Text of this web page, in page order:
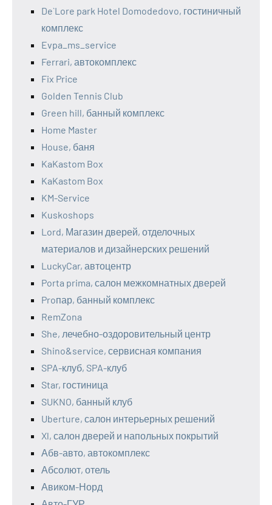
De`Lore park Hotel Domodedovo, гостиничный
комплекс
Evpa_ms_service
Ferrari, автокомплекс
Fix Price
Golden Tennis Club
Green hill, банный комплекс
Home Master
House, баня
KaKastom Box
KaKastom Box
KM-Service
Kuskoshops
Lord, Магазин дверей, отделочных
материалов и дизайнерских решений
LuckyCar, автоцентр
Porta prima, салон межкомнатных дверей
Proпар, банный комплекс
RemZona
She, лечебно-оздоровительный центр
Shino&service, сервисная компания
SPA-клуб, SPA-клуб
Star, гостиница
SUKNO, банный клуб
Uberture, салон интерьерных решений
Xl, салон дверей и напольных покрытий
Абв-авто, автокомплекс
Абсолют, отель
Авиком-Норд